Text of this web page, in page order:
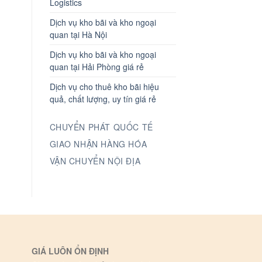
Dịch vụ kho bãi và kho ngoại
quan tại Hà Nội
Dịch vụ kho bãi và kho ngoại
quan tại Hải Phòng giá rẻ
Dịch vụ cho thuê kho bãi hiệu
quả, chất lượng, uy tín giá rẻ
CHUYỂN PHÁT QUỐC TẾ
GIAO NHẬN HÀNG HÓA
VẬN CHUYỂN NỘI ĐỊA
GIÁ LUÔN ỔN ĐỊNH